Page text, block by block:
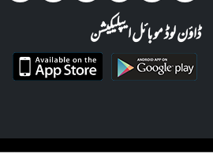
ڈاؤن لوڈ موبائل ایپلیکیشن